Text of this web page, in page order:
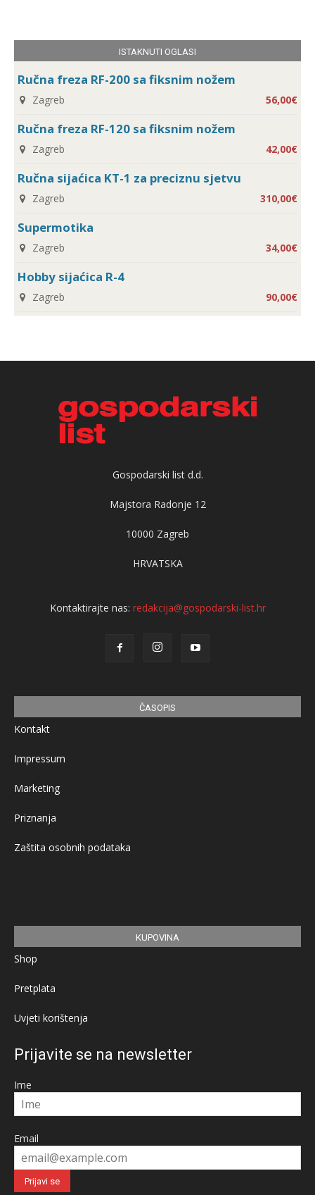
ISTAKNUTI OGLASI
Ručna freza RF-200 sa fiksnim nožem
Zagreb 56,00€
Ručna freza RF-120 sa fiksnim nožem
Zagreb 42,00€
Ručna sijaćica KT-1 za preciznu sjetvu
Zagreb 310,00€
Supermotika
Zagreb 34,00€
Hobby sijaćica R-4
Zagreb 90,00€
Gospodarski list d.d.
Majstora Radonje 12
10000 Zagreb
HRVATSKA
Kontaktirajte nas: redakcija@gospodarski-list.hr
ČASOPIS
Kontakt
Impressum
Marketing
Priznanja
Zaštita osobnih podataka
KUPOVINA
Shop
Pretplata
Uvjeti korištenja
Prijavite se na newsletter
Ime
Email